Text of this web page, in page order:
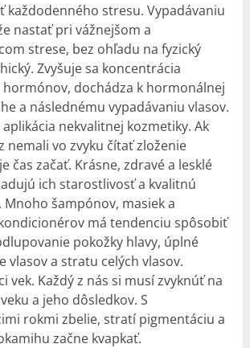
každodenného stresu. Vypadávaniu
nastať pri vážnejšom a
strese, bez ohľadu na fyzický
Zvyšuje sa koncentrácia
dochádza k hormonálnej
a následnému vypadávaniu vlasov.
nekvalitnej kozmetiky. Ak
nemali vo zvyku čítať zloženie
čas začať. Krásne, zdravé a lesklé
ich starostlivosť a kvalitnú
Mnoho šampónov, masiek a
má tendenciu spôsobiť
pokožky hlavy, úplné
vlasov a stratu celých vlasov.
vek. Každý z nás si musí zvyknúť na
a jeho dôsledkov. S
rokmi zbelie, stratí pigmentáciu a
začne kvapkať.